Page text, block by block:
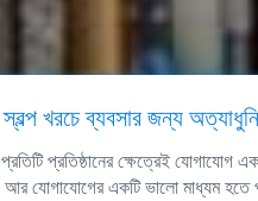
স্বল্প খরচে ব্যবসার জন্য
প্রতিটি প্রতিষ্ঠানের ক্ষেত্রেই যোগাযোগ
আর যোগাযোগের একটি ভালো মাধ্যম হতে